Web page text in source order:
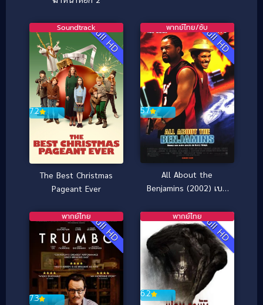
Full HD
7.2
Soundtrack
The Best Christmas
Pageant Ever
Full HD
5.7
พากย์ไทย/ซับ
All About the
Benjamins (2002) เบน
เด้ง
Full HD
7.3
พากย์ไทย Full HD
6.2
พากย์ไทย